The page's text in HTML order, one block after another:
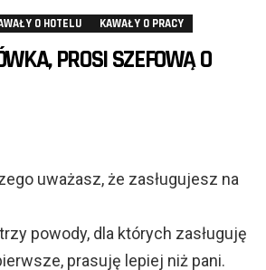
O HOTELU KAWAŁY O PRACY
PROSI SZEFOWĄ O
uważasz, że zasługujesz na
powody, dla których zasługuję
prasuję lepiej niż pani.